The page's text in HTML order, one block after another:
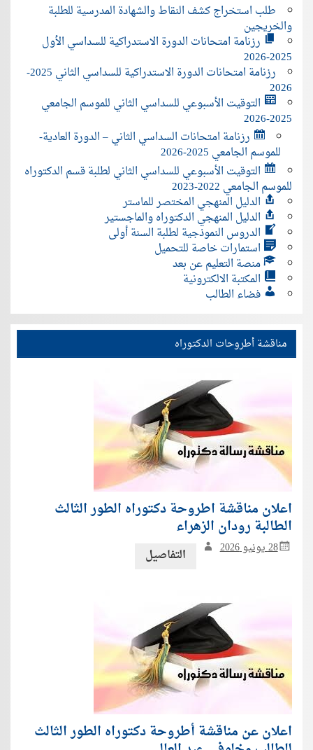
طلب استخراج كشف النقاط والشهادة المدرسية للطلبة
والخريجين
رزنامة امتحانات الدورة الاستدراكية للسداسي الأول
2025-2026
رزنامة امتحانات الدورة الاستدراكية للسداسي الثاني 2025-
2026
التوقيت الأسبوعي للسداسي الثاني للموسم الجامعي
2025-2026
رزنامة امتحانات السداسي الثاني – الدورة العادية-
للموسم الجامعي 2025-2026
التوقيت الأسبوعي للسداسي الثاني لطلبة قسم الدكتوراه
للموسم الجامعي 2022-2023
الدليل المنهجي المختصر للماستر
الدليل المنهجي الدكتوراه والماجستير
الدروس النموذجية لطلبة السنة أولى
استمارات خاصة للتحميل
منصة التعليم عن بعد
المكتبة الالكترونية
فضاء الطالب
مناقشة أطروحات الدكتوراه
اعلان مناقشة اطروحة دكتوراه الطور الثالث
الطالبة رودان الزهراء
28 يونيو 2026 التفاصيل
اعلان عن مناقشة أطروحة دكتوراه الطور الثالث